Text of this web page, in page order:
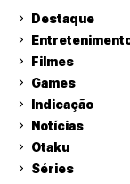
Destaque
Filmes
Games
Indicação
Notícias
Otaku
Séries